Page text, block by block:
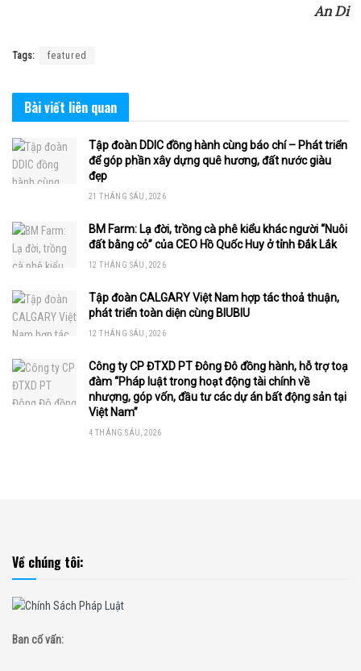
An Di
Tags: featured
Bài viết liên quan
Tập đoàn DDIC đồng hành cùng báo chí – Phát triển
để góp phần xây dựng quê hương, đất nước giàu
đẹp
21 THÁNG SÁU, 2026
BM Farm: Lạ đời, trồng cà phê kiểu khác người “Nuôi
đất bằng cỏ” của CEO Hồ Quốc Huy ở tỉnh Đắk Lắk
12 THÁNG SÁU, 2026
Tập đoàn CALGARY Việt Nam hợp tác thoả thuận,
phát triển toàn diện cùng BIUBIU
12 THÁNG SÁU, 2026
Công ty CP ĐTXD PT Đông Đô đồng hành, hỗ trợ toạ
đàm “Pháp luật trong hoạt động tài chính về
nhượng, góp vốn, đầu tư các dự án bất động sản tại
Việt Nam”
4 THÁNG SÁU, 2026
Về chúng tôi:
Ban cố vấn: